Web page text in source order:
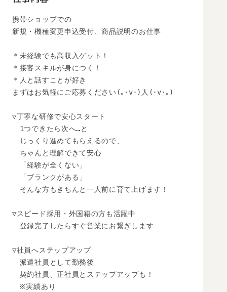
携帯ショップでの
新規・機種変更申込受付、商品説明のお仕事
＊未経験でも高収入ゲット！
＊接客スキルが身につく！
＊人と話すことが好き
まずはお気軽にご応募ください(｡･v･)人(･v･｡)
▽丁寧な研修で安心スタート
1つできたら次へ…と
じっくり進めてもらえるので、
ちゃんと理解できて安心
「経験が全くない」
「ブランクがある」
そんな方もきちんと一人前に育て上げます！
▽スピード採用・外国籍の方も活躍中
登録完了したらすぐ営業にお繋ぎします
▽社員へステップアップ
派遣社員として勤務後
契約社員、正社員とステップアップも！
※実績あり